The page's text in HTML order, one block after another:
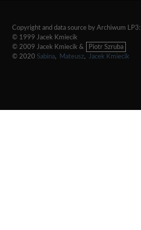
Copyright and data source by Archiwum LP3:
© 1999 Jacek Kmiecik
© 2009 Jacek Kmiecik &
Piotr Szruba
© 2020 Sabina, Mateusz, Jacek Kmiecik